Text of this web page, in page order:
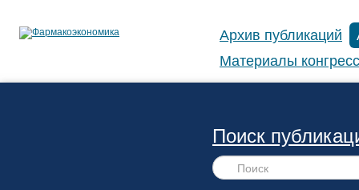
Архив публикаций
Материалы
Поиск